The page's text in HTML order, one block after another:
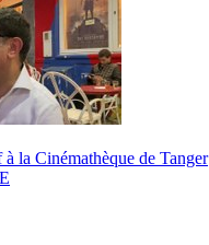
la Cinémathèque de Tanger